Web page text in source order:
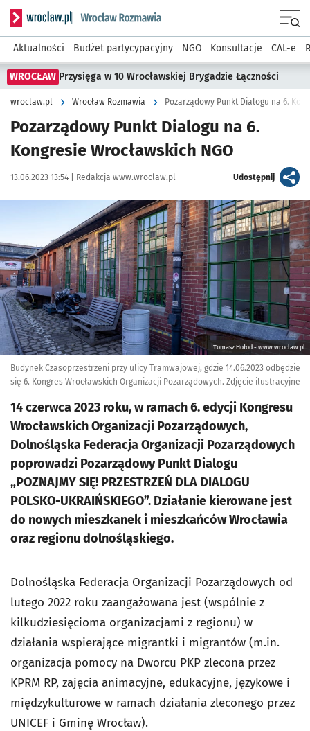
Serwis informacyjny wroclaw.pl podserwis: Rozmawia
Aktualności Budżet partycypacyjny NGO Konsultacje CAL-e
WROCŁAW Przysięga w 10 Wrocławskiej Brygadzie Łączności
wroclaw.pl Wrocław Rozmawia Pozarządowy Punkt Dialogu na 6.
Pozarządowy Punkt Dialogu na 6.
Kongresie Wrocławskich NGO
Data publikacji:
13.06.2023 13:54 | Autor:
Redakcja www.wroclaw.pl Udostępnijartykuł
Kliknij, aby powiększyć
Tomasz Hołod - www.wroclaw.pl
Budynek Czasoprzestrzeni przy ulicy Tramwajowej, gdzie 14.06.2023 odbędzie
się 6. Kongres Wrocławskich Organizacji Pozarządowych. Zdjęcie ilustracyjne
14 czerwca 2023 roku, w ramach 6. edycji Kongresu
Wrocławskich Organizacji Pozarządowych,
Dolnośląska Federacja Organizacji Pozarządowych
poprowadzi Pozarządowy Punkt Dialogu
„POZNAJMY SIĘ! PRZESTRZEŃ DLA DIALOGU
POLSKO-UKRAIŃSKIEGO”. Działanie kierowane jest
do nowych mieszkanek i mieszkańców Wrocławia
oraz regionu dolnośląskiego.
Dolnośląska Federacja Organizacji Pozarządowych od
lutego 2022 roku zaangażowana jest (wspólnie z
kilkudziesięcioma organizacjami z regionu) w
działania wspierające migrantki i migrantów (m.in.
organizacja pomocy na Dworcu PKP zlecona przez
KPRM RP, zajęcia animacyjne, edukacyjne, językowe i
międzykulturowe w ramach działania zleconego przez
UNICEF i Gminę Wrocław).